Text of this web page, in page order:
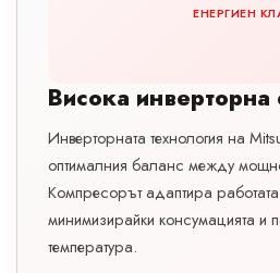
ЕНЕРГИЕН
Висока инверторна
Инверторната технология на
оптималния баланс между
Компресорът адаптира
минимизирайки консумацията и
температура.